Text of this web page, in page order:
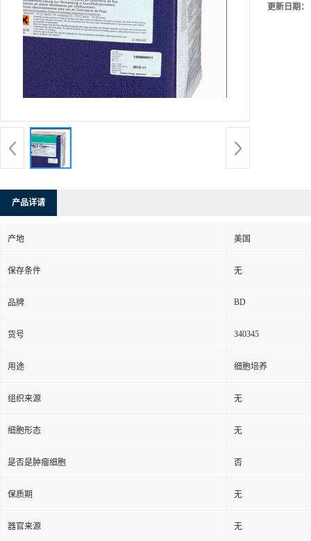
更新日期：
产品详请
产地 美国
保存条件 无
品牌 BD
货号 340345
用途 细胞培养
组织来源 无
细胞形态 无
是否是肿瘤细胞 否
保质期 无
器官来源 无